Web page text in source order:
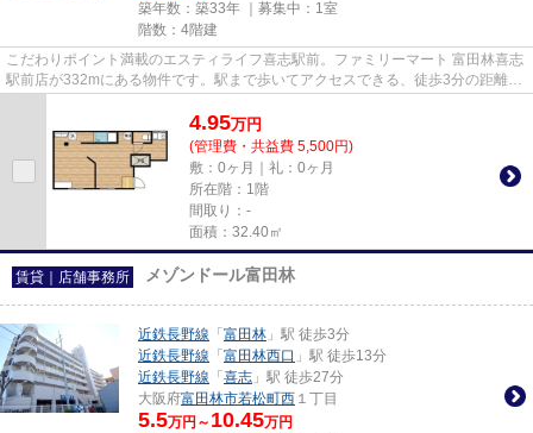
築年数：築33年 ｜募集中： 1室
階数：4階建
こだわりポイント満載のエスティライフ喜志駅前。ファミリーマート 富田林喜志
駅前店が332mにある物件です。駅まで歩いてアクセスできる、徒歩3分の距離に
4.95万円
(管理費・共益費 5,500円)
敷：0ヶ月｜礼：0ヶ月
所在階：1階
間取り：-
面積：32.40㎡
賃貸｜店舗事務所 メゾンドール富田林
近鉄長野線 「 富田林 」駅 徒歩3分
近鉄長野線 「 富田林西口 」駅 徒歩13分
近鉄長野線 「 喜志 」駅 徒歩27分
大阪府富田林市若松町西 １丁目
5.5万円～ 10.45万円